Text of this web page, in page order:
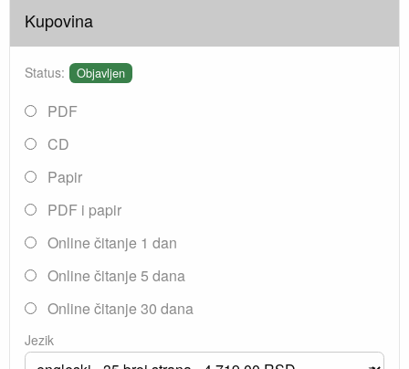
Kupovina
Status: Objavljen
PDF
CD
Papir
PDF i papir
Online čitanje 1 dan
Online čitanje 5 dana
Online čitanje 30 dana
Jezik